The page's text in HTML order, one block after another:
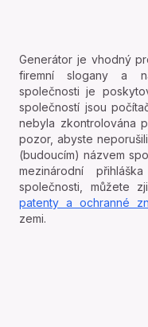
Generátor je vhodný
firemní slogany a
společnosti je
společností jsou
nebyla zkontrolována
pozor, abyste
(budoucím) názvem
mezinárodní
společnosti, můžete
patenty a ochranné
zemi.